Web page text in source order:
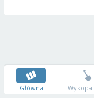
Główna